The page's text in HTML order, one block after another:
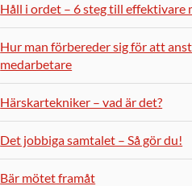
Håll i ordet – 6 steg till effektivare
Hur man förbereder sig för att
medarbetare
Härskartekniker – vad är det?
Det jobbiga samtalet – Så gör du!
Bär mötet framåt